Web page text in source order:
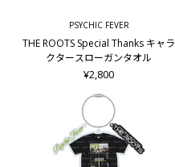
PSYCHIC FEVER
THE ROOTS Special Thanks キャラ
クタースローガンタオル
¥2,800